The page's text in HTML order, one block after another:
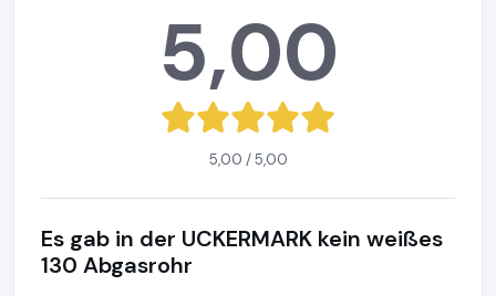
5,00
5,00 / 5,00
Es gab in der UCKERMARK kein weißes
130 Abgasrohr